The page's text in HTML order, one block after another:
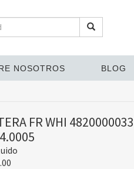
NOSOTROS BLOG
FR WHI